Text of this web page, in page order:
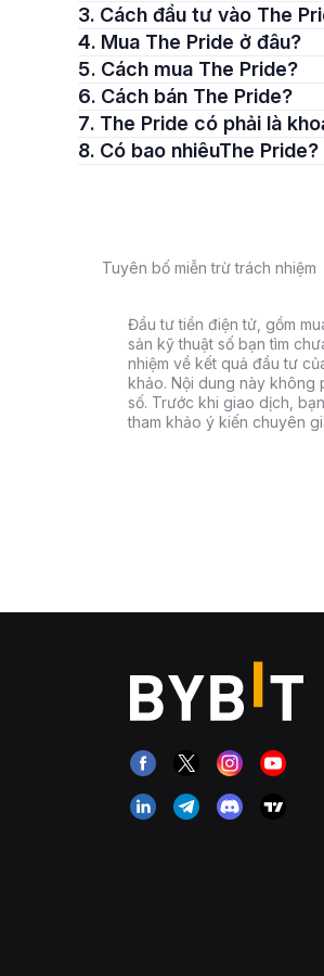
3. Cách đầu tư vào The
4. Mua The Pride ở đâu?
5. Cách mua The Pride?
6. Cách bán The Pride?
7. The Pride có phải là
8. Có bao nhiêuThe Pride?
Tuyên bố miễn trừ trách nhiệm
Đầu tư tiền điện tử, gồm
sản kỹ thuật số bạn tìm
nhiệm về kết quả đầu tư
khảo. Nội dung này không
số. Trước khi giao dịch,
tham khảo ý kiến chuyên